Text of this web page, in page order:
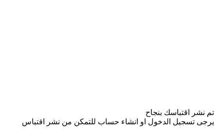
تم نشر اقتباسك بنجاح
يرجى تسجيل الدخول او انشاء حساب للتمكن من نشر اقتباس